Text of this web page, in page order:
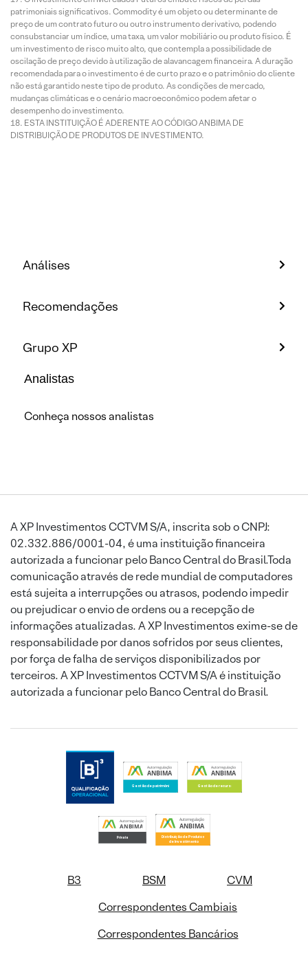
patrimoniais significativos. Commodity é um objeto ou determinante de
preço de um contrato futuro ou outro instrumento derivativo, podendo
consubstanciar um índice, uma taxa, um valor mobiliário ou produto físico. É
um investimento de risco muito alto, que contempla a possibilidade de
oscilação de preço devido à utilização de alavancagem financeira. A duração
recomendada para o investimento é de curto prazo e o patrimônio do cliente
não está garantido neste tipo de produto. As condições de mercado,
mudanças climáticas e o cenário macroeconômico podem afetar o
desempenho do investimento.
ESTA INSTITUIÇÃO É ADERENTE AO CÓDIGO ANBIMA DE
DISTRIBUIÇÃO DE PRODUTOS DE INVESTIMENTO.
Análises
Recomendações
Grupo XP
Analistas
Conheça nossos analistas
A XP Investimentos CCTVM S/A, inscrita sob o CNPJ:
02.332.886/0001-04, é uma instituição financeira
autorizada a funcionar pelo Banco Central do Brasil.Toda
comunicação através de rede mundial de computadores
está sujeita a interrupções ou atrasos, podendo impedir
ou prejudicar o envio de ordens ou a recepção de
informações atualizadas. A XP Investimentos exime-se de
responsabilidade por danos sofridos por seus clientes,
por força de falha de serviços disponibilizados por
terceiros. A XP Investimentos CCTVM S/A é instituição
autorizada a funcionar pelo Banco Central do Brasil.
B3 BSM
CVM
Correspondentes Cambiais
Correspondentes Bancários